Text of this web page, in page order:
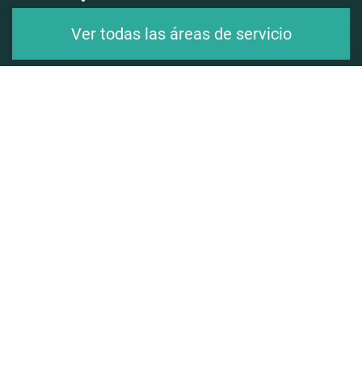
Ver todas las áreas de servicio